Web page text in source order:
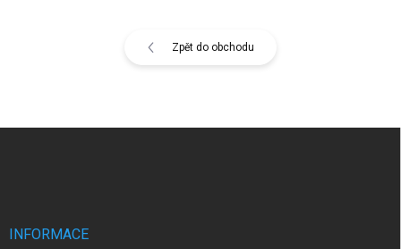
Zpět do obchodu
INFORMACE